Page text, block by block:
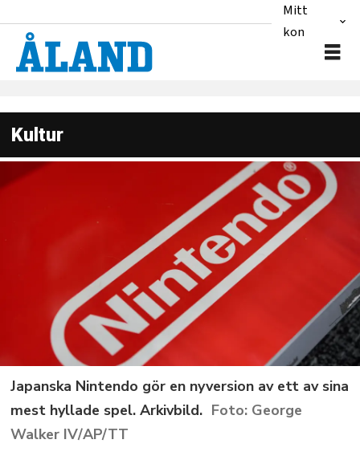
Mitt
konto
Kultur
Japanska Nintendo gör en nyversion av ett av sina
mest hyllade spel. Arkivbild.
George
Walker IV/AP/TT